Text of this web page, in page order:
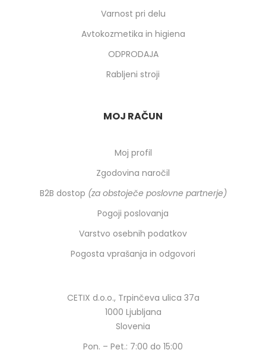
Varnost pri delu
Avtokozmetika in higiena
ODPRODAJA
Rabljeni stroji
MOJ RAČUN
Moj profil
Zgodovina naročil
B2B dostop (za obstoječe poslovne partnerje)
Pogoji poslovanja
Varstvo osebnih podatkov
Pogosta vprašanja in odgovori
CETIX d.o.o., Trpinčeva ulica 37a
1000 Ljubljana
Slovenia
Pon. – Pet.: 7:00 do 15:00